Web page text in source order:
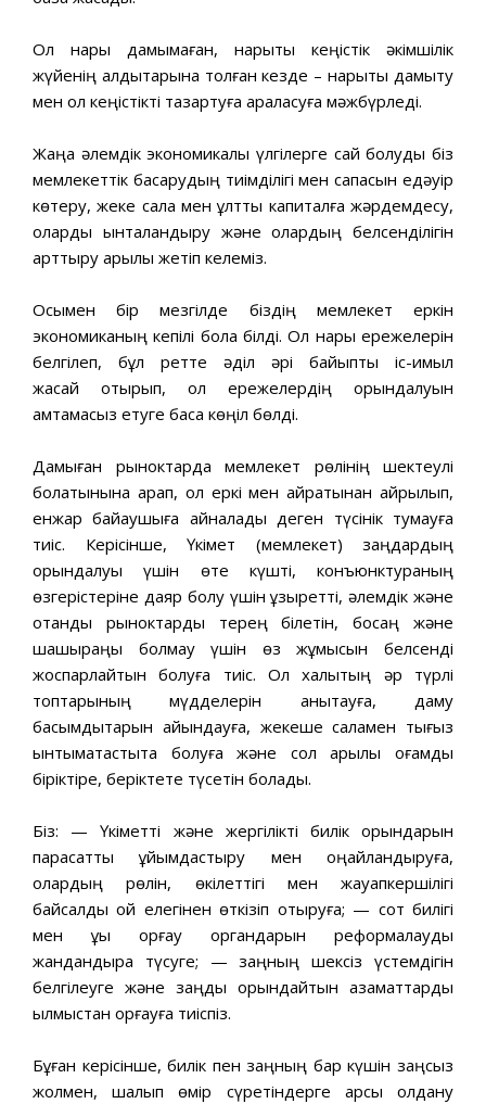
Ол нарық дамымаған, нарықтық кеңістік əкімшілік
жүйенің қалдықтарына толған кезде – нарықты дамыту
мен ол кеңістікті тазартуға араласуға мəжбүрледі.
Жаңа əлемдік экономикалық үлгілерге сай болуды біз
мемлекеттік басқарудың тиімділігі мен сапасын едəуір
көтеру, жеке сала мен ұлттық капиталға жəрдемдесу,
оларды ынталандыру жəне олардың белсенділігін
арттыру арқылы жетіп келеміз.
Осымен бір мезгілде біздің мемлекет еркін
экономиканың кепілі бола білді. Ол нарық ережелерін
белгілеп, бұл ретте əділ əрі байыпты іс-қимыл
жасай отырып, ол ережелердің орындалуын
қамтамасыз етуге баса көңіл бөлді.
Дамыған рыноктарда мемлекет рөлінің шектеулі
болатынына қарап, ол еркі мен қайратынан айрылып,
енжар байқаушыға айналады деген түсінік тумауға
тиіс. Керісінше, Үкімет (мемлекет) заңдардың
орындалуы үшін өте күшті, конъюнктураның
өзгерістеріне даяр болу үшін құзыретті, əлемдік жəне
отандық рыноктарды терең білетін, босаң жəне
шашыраңқы болмау үшін өз жұмысын белсенді
жоспарлайтын болуға тиіс. Ол халықтың əр түрлі
топтарының мүдделерін анықтауға, даму
басымдықтарын айқындауға, жекеше саламен тығыз
ынтымақтастықта болуға жəне сол арқылы қоғамды
біріктіре, беріктете түсетін болады.
Біз: — Үкіметті жəне жергілікті билік орындарын
парасатты ұйымдастыру мен оңайландыруға,
олардың рөлін, өкілеттігі мен жауапкершілігі
байсалды ой елегінен өткізіп отыруға; — сот билігі
мен құқық қорғау органдарын реформалауды
жандандыра түсуге; — заңның шексіз үстемдігін
белгілеуге жəне заңды орындайтын азаматтарды
қылмыстан қорғауға тиіспіз.
Бұған керісінше, билік пен заңның бар күшін заңсыз
жолмен, шалқып өмір сүретіндерге қарсы қолдану